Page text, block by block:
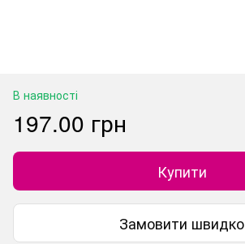
В наявності
197.00 грн
Купити
Замовити швидко